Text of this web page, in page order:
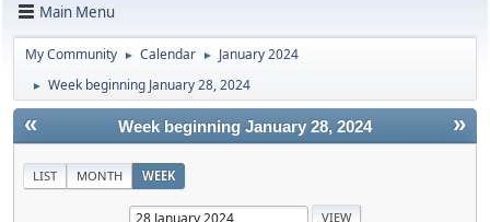
Main Menu
My Community ► Calendar ► January 2024
► Week beginning January 28, 2024
« »
Week beginning January 28, 2024
LIST MONTH WEEK